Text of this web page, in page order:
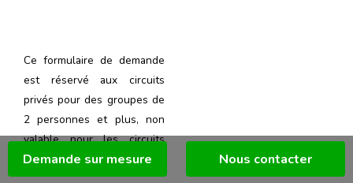
Ce formulaire de demande
est réservé aux circuits
privés pour des groupes de
2 personnes et plus, non
valable pour les circuits
regroupés.
Demande sur mesure Nous contacter